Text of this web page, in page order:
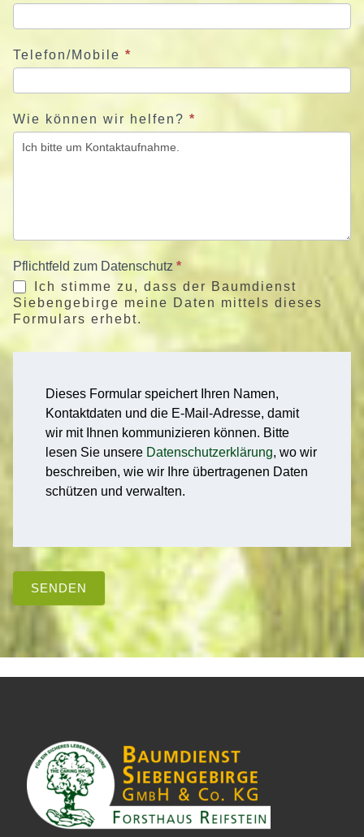
Telefon/Mobile *
Wie können wir helfen? *
Pflichtfeld zum Datenschutz *
Ich stimme zu, dass der Baumdienst
Siebengebirge meine Daten mittels dieses
Formulars erhebt.
Dieses Formular speichert Ihren Namen,
Kontaktdaten und die E-Mail-Adresse, damit
wir mit Ihnen kommunizieren können. Bitte
lesen Sie unsere Datenschutzerklärung, wo wir
beschreiben, wie wir Ihre übertragenen Daten
schützen und verwalten.
SENDEN